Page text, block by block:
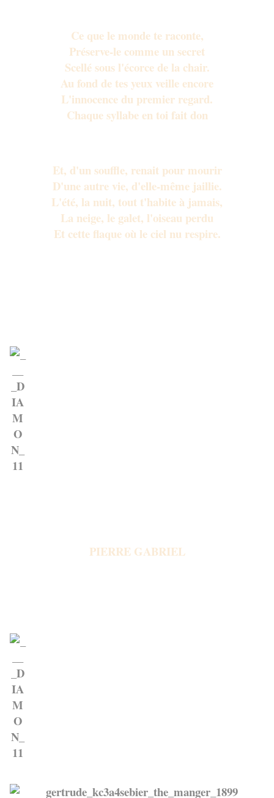
Ce que le monde te raconte,
Préserve-le comme un secret
Scellé sous l'écorce de la chair.
Au fond de tes yeux veille encore
L'innocence du premier regard.
Chaque syllabe en toi fait don
Et, d'un souffle, renait pour mourir
D'une autre vie, d'elle-même jaillie.
L'été, la nuit, tout t'habite à jamais,
La neige, le galet, l'oiseau perdu
Et cette flaque où le ciel nu respire.
PIERRE GABRIEL